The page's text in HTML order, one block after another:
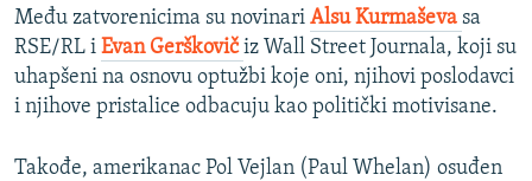
Među zatvorenicima su novinari Alsu Kurmaševa sa
RSE/RL i Evan Gerškovič iz Wall Street Journala, koji su
uhapšeni na osnovu optužbi koje oni, njihovi poslodavci
i njihove pristalice odbacuju kao politički motivisane.
Takođe, amerikanac Pol Vejlan (Paul Whelan) osuđen